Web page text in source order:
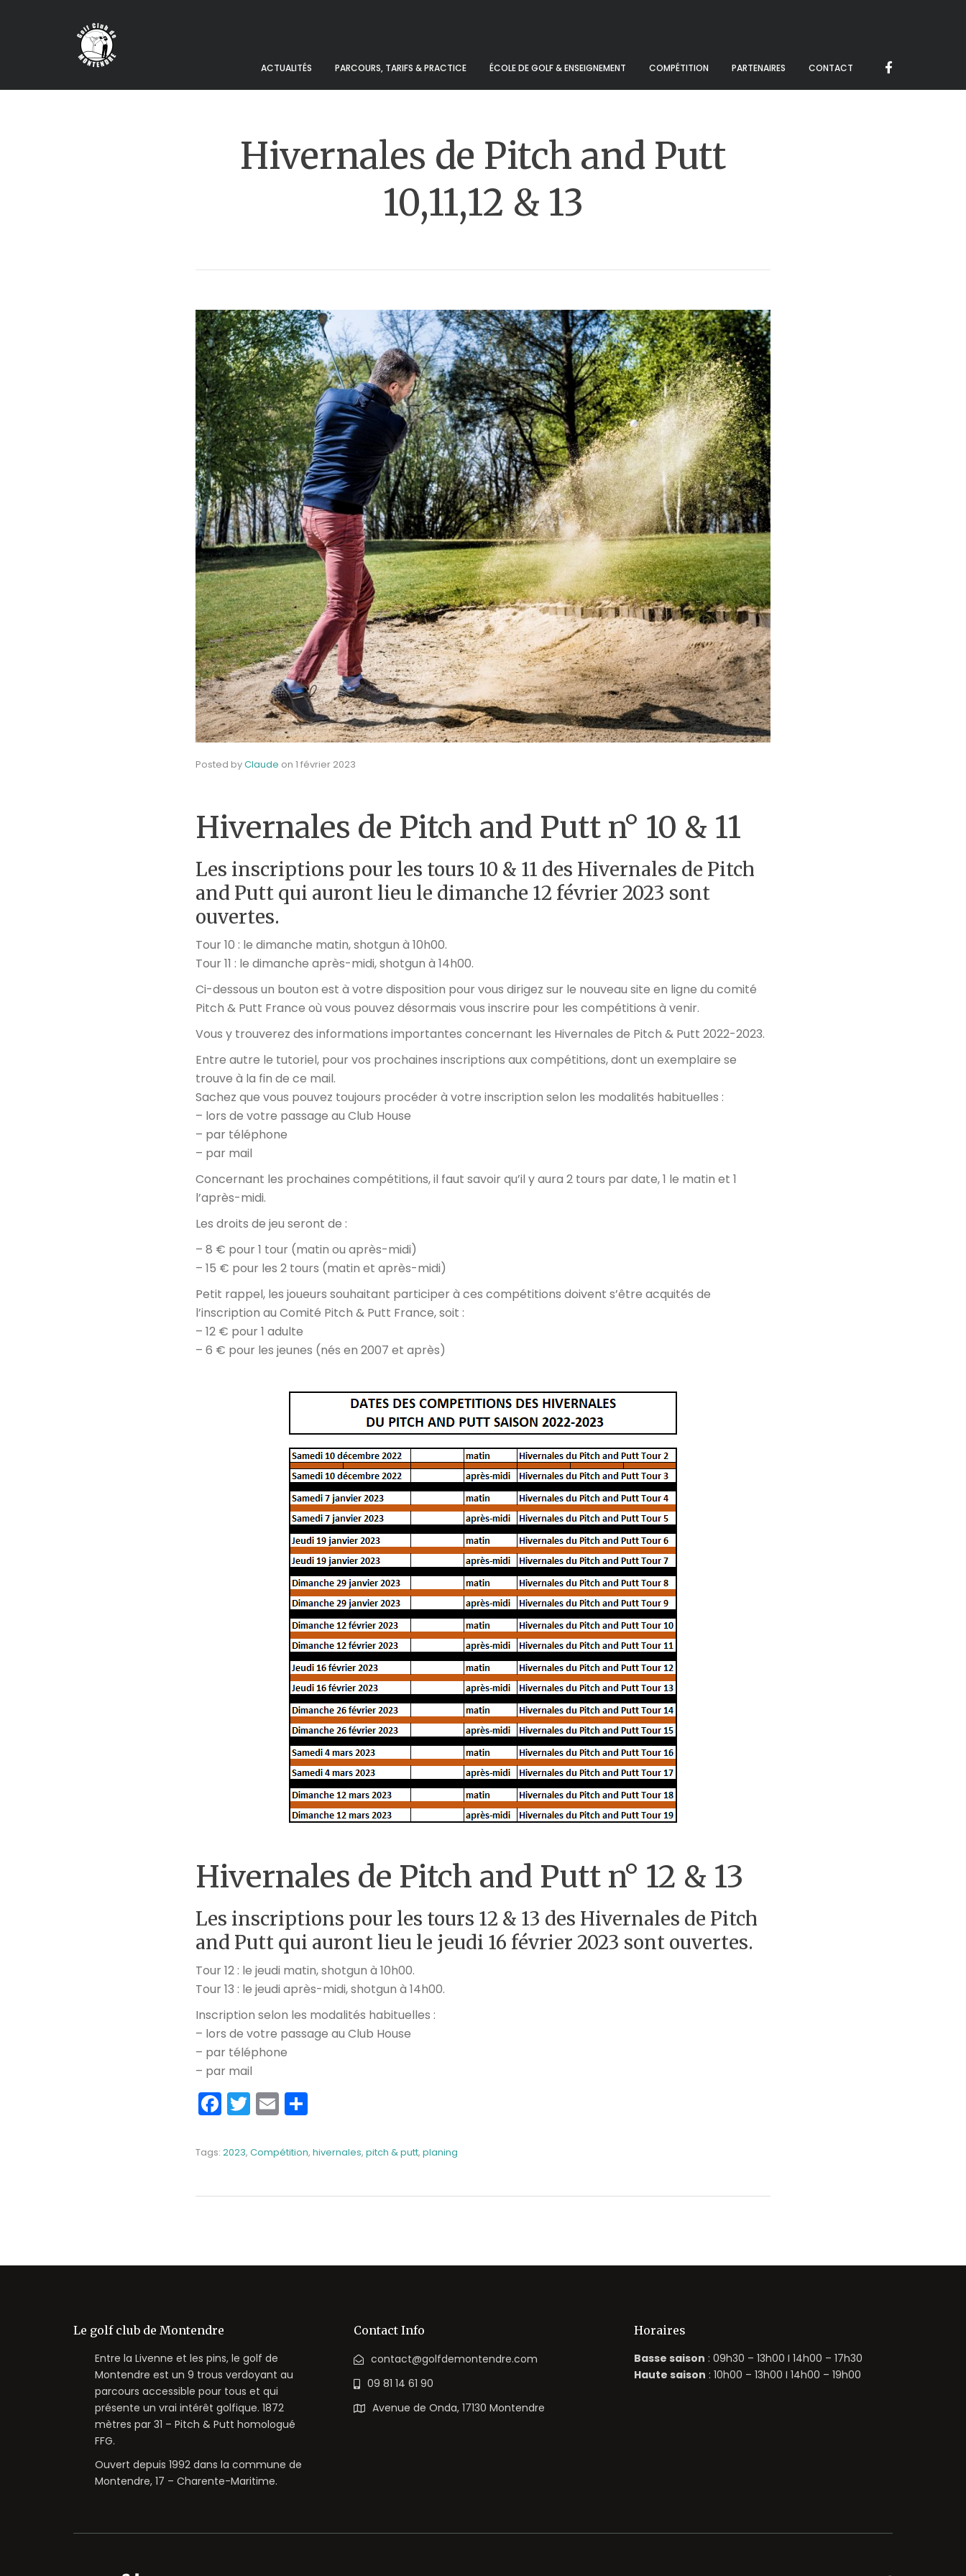
ACTUALITÉS PARCOURS, TARIFS & PRACTICE ÉCOLE DE GOLF & ENSEIGNEMENT COMPÉTITION PARTENAIRES CONTACT
Hivernales de Pitch and Putt
10,11,12 & 13
Posted byClaude on 1 février 2023
Hivernales de Pitch and Putt n° 10 & 11
Les inscriptions pour les tours 10 & 11 des Hivernales de Pitch
and Putt qui auront lieu le dimanche 12 février 2023 sont
ouvertes.
Tour 10 : le dimanche matin, shotgun à 10h00.
Tour 11 : le dimanche après-midi, shotgun à 14h00.
Ci-dessous un bouton est à votre disposition pour vous dirigez sur le nouveau site en ligne du comité
Pitch & Putt France où vous pouvez désormais vous inscrire pour les compétitions à venir.
Vous y trouverez des informations importantes concernant les Hivernales de Pitch & Putt 2022-2023.
Entre autre le tutoriel, pour vos prochaines inscriptions aux compétitions, dont un exemplaire se
trouve à la fin de ce mail.
Sachez que vous pouvez toujours procéder à votre inscription selon les modalités habituelles :
– lors de votre passage au Club House
– par téléphone
– par mail
Concernant les prochaines compétitions, il faut savoir qu’il y aura 2 tours par date, 1 le matin et 1
l’après-midi.
Les droits de jeu seront de :
– 8 € pour 1 tour (matin ou après-midi)
– 15 € pour les 2 tours (matin et après-midi)
Petit rappel, les joueurs souhaitant participer à ces compétitions doivent s’être acquités de
l’inscription au Comité Pitch & Putt France, soit :
– 12 € pour 1 adulte
– 6 € pour les jeunes (nés en 2007 et après)
Hivernales de Pitch and Putt n° 12 & 13
Les inscriptions pour les tours 12 & 13 des Hivernales de Pitch
and Putt qui auront lieu le jeudi 16 février 2023 sont ouvertes.
Tour 12 : le jeudi matin, shotgun à 10h00.
Tour 13 : le jeudi après-midi, shotgun à 14h00.
Inscription selon les modalités habituelles :
– lors de votre passage au Club House
– par téléphone
– par mail
Facebook
Twitter
Email
Tags: 2023, Compétition, hivernales, pitch & putt, planing
Le golf club de Montendre
Entre la Livenne et les pins, le golf de
Montendre est un 9 trous verdoyant au
parcours accessible pour tous et qui
présente un vrai intérêt golfique. 1872
mètres par 31 – Pitch & Putt homologué
FFG.
Ouvert depuis 1992 dans la commune de
Montendre, 17 – Charente-Maritime.
Contact Info
contact@golfdemontendre.com
09 81 14 61 90
Avenue de Onda, 17130 Montendre
Horaires
Basse saison : 09h30 – 13h00 I 14h00 – 17h30
Haute saison : 10h00 – 13h00 I 14h00 – 19h00